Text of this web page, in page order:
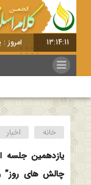
13:14:11 امروز : پنج
خانه اخبار
یازدهمین
چالش های روز”